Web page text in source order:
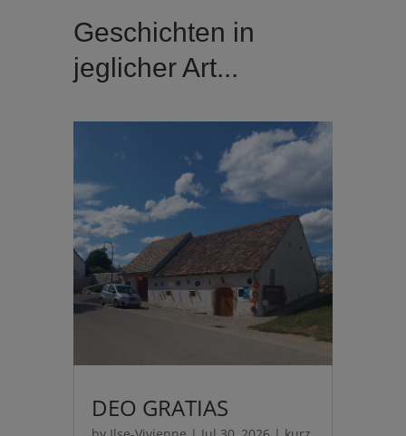
Geschichten in
jeglicher Art...
DEO GRATIAS